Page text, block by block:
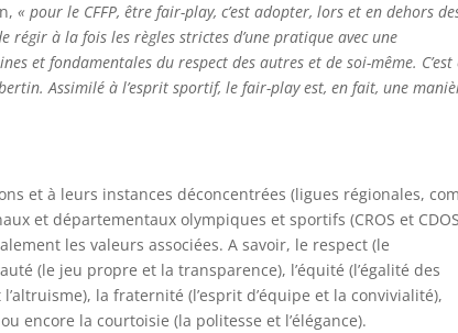
« pour le CFFP, être fair-play, c’est adopter, lors et en dehors
à la fois les règles strictes d’une pratique avec une
et fondamentales du respect des autres et de soi-même. C’est
Assimilé à l’esprit sportif, le fair-play est, en fait, une
et à leurs instances déconcentrées (ligues régionales,
et départementaux olympiques et sportifs (CROS et
les valeurs associées. A savoir, le respect (le
(le jeu propre et la transparence), l’équité (l’égalité des
la fraternité (l’esprit d’équipe et la convivialité),
encore la courtoisie (la politesse et l’élégance).